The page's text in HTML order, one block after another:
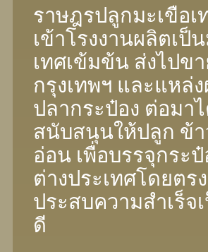
ราษฎรปลูกมะเขือเ
เข้าโรงงานผลิตเป็
เทศเข้มข้น ส่งไปข
กรุงเทพฯ และแหล่
ปลากระป๋อง ต่อมา
สนับสนุนให้ปลูก ข้
อ่อน เพื่อบรรจุกระ
ต่างประเทศโดยตร
ประสบความสำเร็จ
ดี